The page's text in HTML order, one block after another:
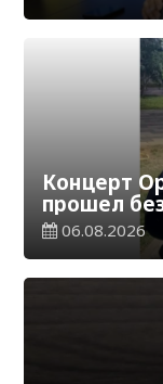
Концерт
прошел
06.08.2026